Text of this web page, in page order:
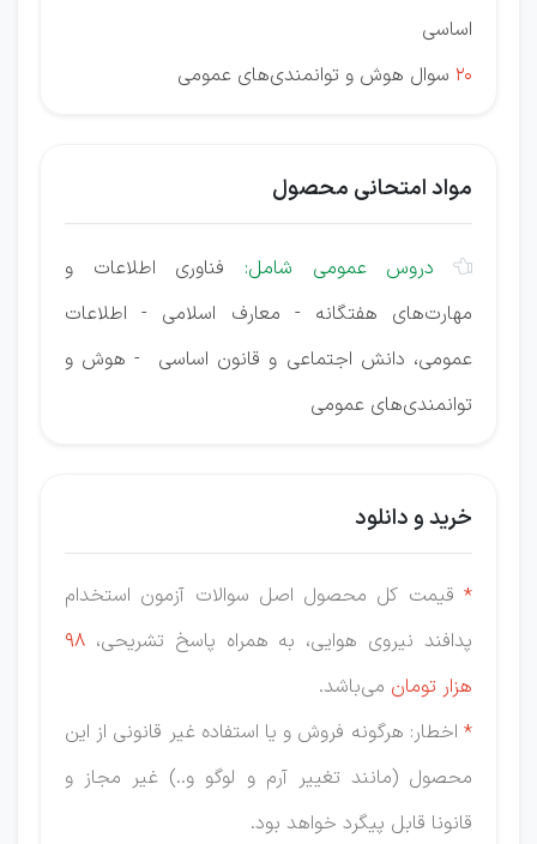
اساسی
20 سوال هوش و توانمندی‌های عمومی
مواد امتحانی محصول
 دروس عمومی شامل: فناوری اطلاعات و
مهارت‌های هفتگانه - معارف اسلامی - اطلاعات
عمومی، دانش اجتماعی و قانون اساسی - هوش و
توانمندی‌های عمومی
خرید و دانلود
* قیمت کل محصول اصل سوالات آزمون استخدام
پدافند نیروی هوایی، به همراه پاسخ تشریحی، 98
هزار تومان می‌باشد.
* اخطار: هرگونه فروش و یا استفاده غیر قانونی از این
محصول (مانند تغییر آرم و لوگو و..) غیر مجاز و
قانونا قابل پیگرد خواهد بود.